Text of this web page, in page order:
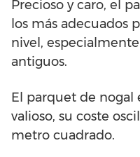
Precioso y caro, el
los más adecuados
nivel,
antiguos.
El parquet de nogal
valioso, su coste
metro cuadrado.